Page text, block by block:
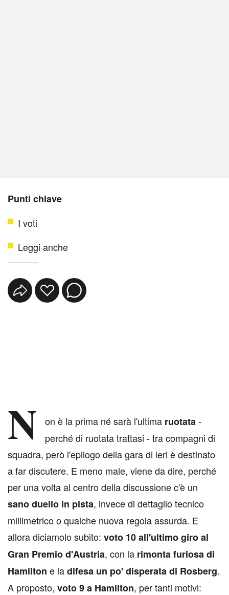
Punti chiave
I voti
Leggi anche
N on è la prima né sarà l'ultima ruotata-
perché di ruotata trattasi - tra compagni di
squadra, però l'epilogo della gara di ieri è destinato
a far discutere. E meno male, viene da dire, perché
per una volta al centro della discussione c'è un
sano duello in pista, invece di dettaglio tecnico
millimetrico o qualche nuova regola assurda. E
allora diciamolo subito: voto 10 all'ultimo giro al
Gran Premio d'Austria, con la rimonta furiosa di
Hamilton e ladifesa un po' disperata di Rosberg.
A proposto, voto 9 a Hamilton, per tanti motivi: